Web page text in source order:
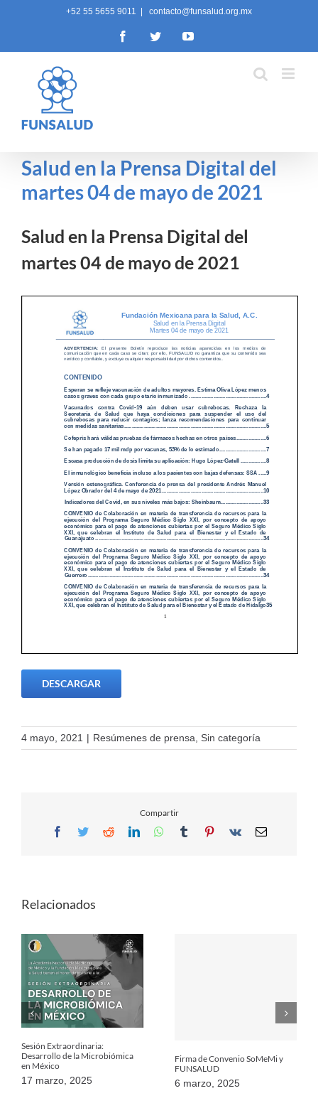
+52 55 5655 9011 contacto@funsalud.org.mx
FacebookTwitterYouTube
Salud en la Prensa Digital del
martes 04 de mayo de 2021
Salud en la Prensa Digital del
martes 04 de mayo de 2021
DESCARGAR
4 mayo, 2021 | Resúmenes de prensa, Sin categoría
Compartir
Facebook
TwitterRedditLinkedInWhatsApp
TumblrPinterest
Vk Email
Relacionados
Sesión Extraordinaria:
Desarrollo de la Microbiómica
en México
17 marzo, 2025
Firma de Convenio SoMeMi y
FUNSALUD
6 marzo, 2025